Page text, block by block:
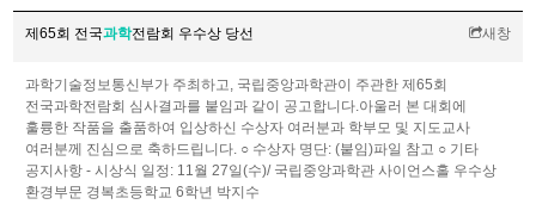
제65회 전국과학전람회 우수상 당선 새창
과학기술정보통신부가 주최하고, 국립중앙과학관이 주관한 제65회
전국과학전람회 심사결과를 붙임과 같이 공고합니다.아울러 본 대회에
훌륭한 작품을 출품하여 입상하신 수상자 여러분과 학부모 및 지도교사
여러분께 진심으로 축하드립니다. ○ 수상자 명단: (붙임)파일 참고 ○ 기타
공지사항 - 시상식 일정: 11월 27일(수)/ 국립중앙과학관 사이언스홀 우수상
환경부문 경복초등학교 6학년 박지수